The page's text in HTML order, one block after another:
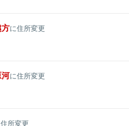
に住所変更
に住所変更
所変更